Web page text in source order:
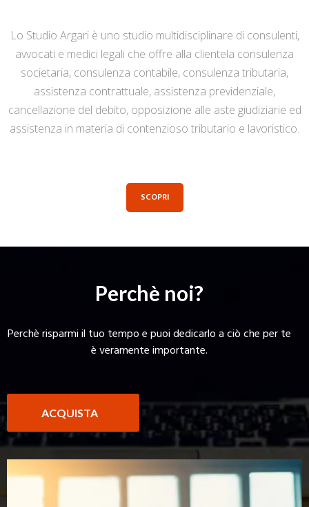
Lo Studio Argari è uno studio multidisciplinare di consulenti,
avvocati e medici legali che offre alla clientela consulenza
societaria, consulenza contabile, consulenza tributaria,
assistenza contrattuale, assistenza previdenziale,
cancellazione del debito, opposizione alle aste giudiziarie ed
assistenza in materia di contenzioso tributario e lavoristico.
SCOPRI
Perchè noi?
Perchè risparmi il tuo tempo e puoi dedicarlo a ciò che per te
è veramente importante.
ACQUISTA